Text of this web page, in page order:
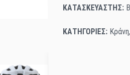
ΚΑΤΑΣΚΕΥΑΣΤΗΣ:
ΚΑΤΗΓΟΡΙΕΣ: Κράνη,